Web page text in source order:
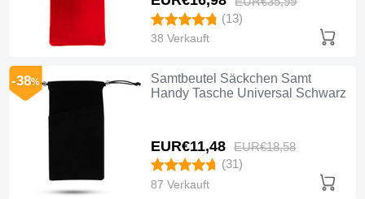
(13)
38 Verkauft
Samtbeutel Säckchen Samt
Handy Tasche Universal Schwarz
EUR€11,48 EUR€18,58
-38%
(31)
87 Verkauft